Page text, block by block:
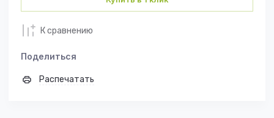
К сравнению
Поделиться
Распечатать